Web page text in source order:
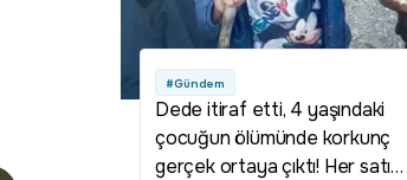
#Gündem
Dede itiraf etti, 4 yaşındaki
çocuğun ölümünde korkunç
gerçek ortaya çıktı! Her satırı